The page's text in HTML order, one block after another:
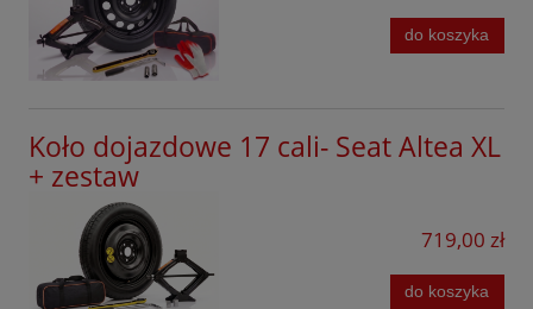
do koszyka
Koło dojazdowe 17 cali- Seat Altea XL
+ zestaw
719,00 zł
do koszyka